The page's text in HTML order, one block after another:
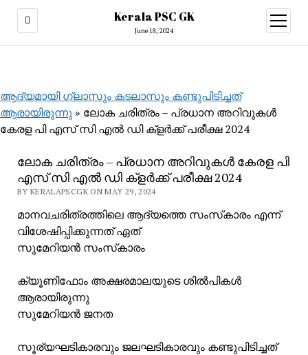
Kerala PSC GK
June 18, 2024
open
menu
ആദ്യമായി ഗ്ലാസും കടലാസും കണ്ടുപിടിച്ചത്
ആരായിരുന്നു » ലോക ചരിത്രം – പ്രധാന അറിവുകൾ
കേരള പി എസ് സി എൽ ഡി ക്ളർക്ക് പരീക്ഷ 2024
ലോക ചരിത്രം – പ്രധാന അറിവുകൾ കേരള പി
എസ് സി എൽ ഡി ക്ളർക്ക് പരീക്ഷ 2024
BY KERALAPSCGK ON MAY 29, 2024
മാനവചരിത്രത്തിലെ ആദ്യത്തെ സംസ്‌കാരം എന്ന്
വിശേഷിപ്പിക്കുന്നത് ഏത്
സുമേറിയൻ സംസ്‌കാരം
ക്യൂണിഫോം അക്ഷരമാലയുടെ ശിൽപികൾ
ആരായിരുന്നു
സുമേറിയൻ ജനത
സൂര്യഘടികാരവും ജലഘടികാരവും കണ്ടുപിടിച്ചത്